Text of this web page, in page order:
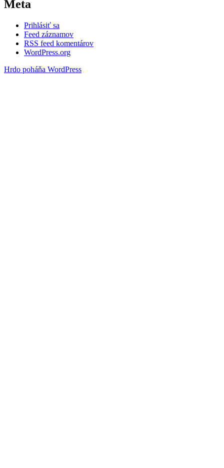
Meta
Prihlásiť sa
Feed záznamov
RSS feed komentárov
WordPress.org
Hrdo poháňa WordPress